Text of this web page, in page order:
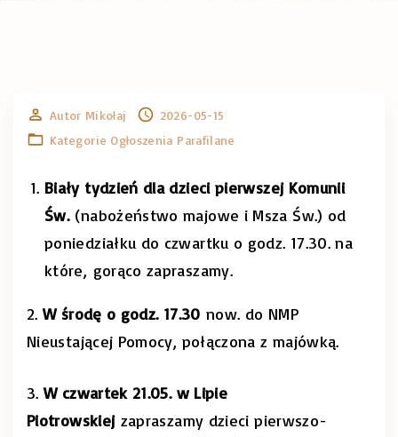
Autor Mikołaj
2026-05-15
Kategorie Ogłoszenia Parafilane
Biały tydzień dla dzieci pierwszej Komunii
Św.(nabożeństwo majowe i Msza Św.) od
poniedziałku do czwartku o godz. 17.30. na
które, gorąco zapraszamy.
2.W środę o godz. 17.30 now. do NMP
Nieustającej Pomocy, połączona z majówką.
3.W czwartek 21.05. w Lipie
Piotrowskiejzapraszamy dzieci pierwszo-